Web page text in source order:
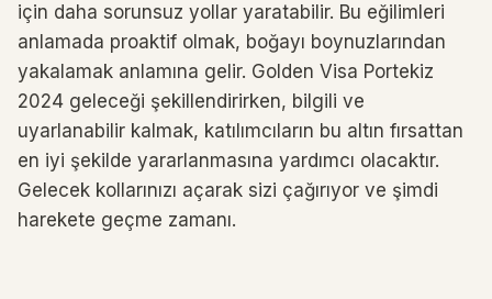
için daha sorunsuz yollar yaratabilir. Bu eğilimleri
anlamada proaktif olmak, boğayı boynuzlarından
yakalamak anlamına gelir. Golden Visa Portekiz
2024 geleceği şekillendirirken, bilgili ve
uyarlanabilir kalmak, katılımcıların bu altın fırsattan
en iyi şekilde yararlanmasına yardımcı olacaktır.
Gelecek kollarınızı açarak sizi çağırıyor ve şimdi
harekete geçme zamanı.